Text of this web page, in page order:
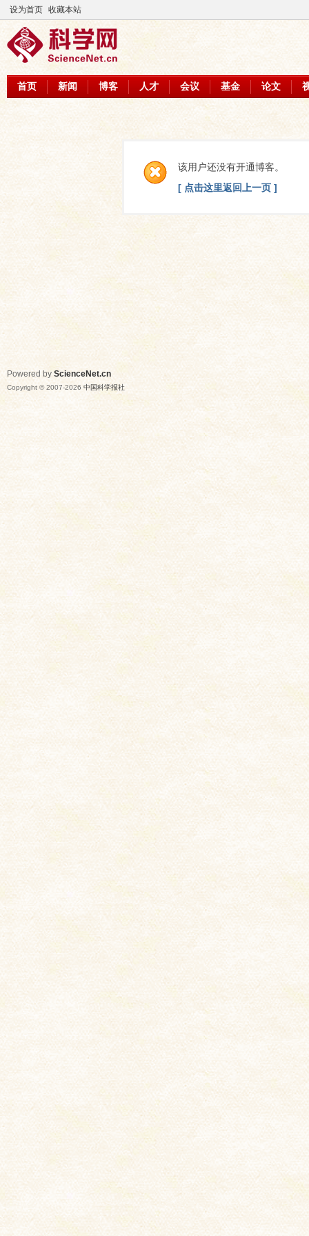
设为首页 收藏本站
首页 新闻 博客 人才 会议 基金 论文
该用户还没有开通博客。
[ 点击这里返回上一页 ]
Powered by ScienceNet.cn
Copyright © 2007-2026 中国科学报社